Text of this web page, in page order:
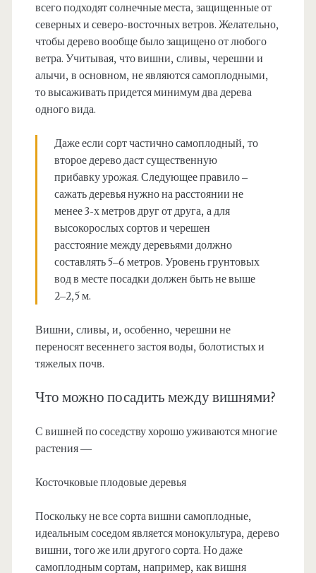
всего подходят солнечные места, защищенные от
северных и северо-восточных ветров. Желательно,
чтобы дерево вообще было защищено от любого
ветра. Учитывая, что вишни, сливы, черешни и
алычи, в основном, не являются самоплодными,
то высаживать придется минимум два дерева
одного вида.
Даже если сорт частично самоплодный, то
второе дерево даст существенную
прибавку урожая. Следующее правило –
сажать деревья нужно на расстоянии не
менее 3-х метров друг от друга, а для
высокорослых сортов и черешен
расстояние между деревьями должно
составлять 5–6 метров. Уровень грунтовых
вод в месте посадки должен быть не выше
2–2,5 м.
Вишни, сливы, и, особенно, черешни не
переносят весеннего застоя воды, болотистых и
тяжелых почв.
Что можно посадить между вишнями?
С вишней по соседству хорошо уживаются многие
растения —
Косточковые плодовые деревья
Поскольку не все сорта вишни самоплодные,
идеальным соседом является монокультура, дерево
вишни, того же или другого сорта. Но даже
самоплодным сортам, например, как вишня